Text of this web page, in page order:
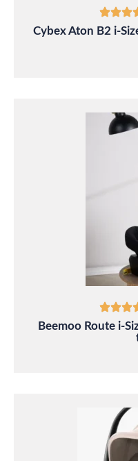
Cybex Aton B2 i-
Beemoo Route i-